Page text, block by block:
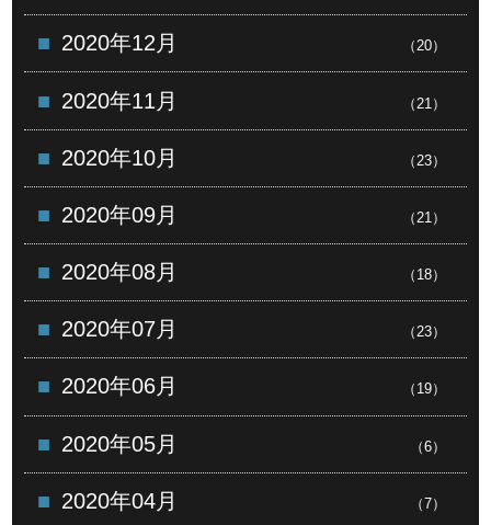
2020年12月 （20）
2020年11月 （21）
2020年10月 （23）
2020年09月 （21）
2020年08月 （18）
2020年07月 （23）
2020年06月 （19）
2020年05月 （6）
2020年04月 （7）